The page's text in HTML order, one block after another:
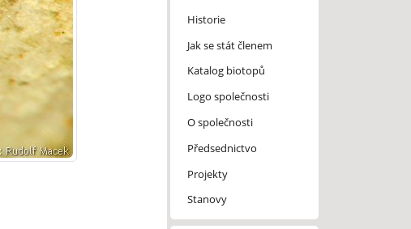
Historie
Jak se stát členem
Katalog biotopů
Logo společnosti
O společnosti
Předsednictvo
Projekty
Stanovy